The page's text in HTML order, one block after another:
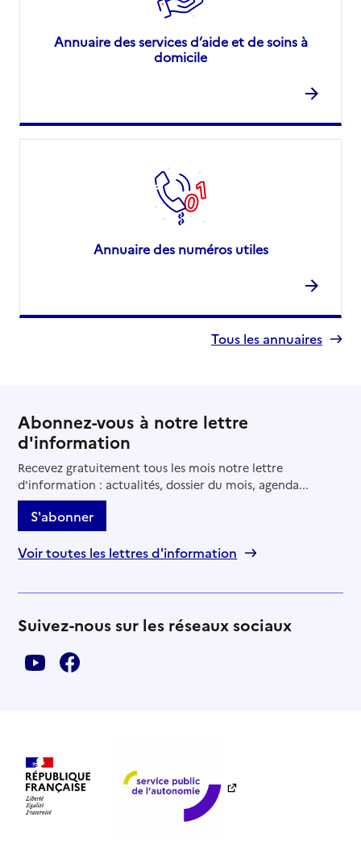
Annuaire des services d’aide et de soins à
domicile
Annuaire des numéros utiles
Tous les annuaires
Abonnez-vous à notre lettre
d'information
Recevez gratuitement tous les mois notre lettre
d'information : actualités, dossier du mois, agenda...
S'abonner
Voir toutes les lettres d'information
Suivez-nous sur les réseaux sociaux